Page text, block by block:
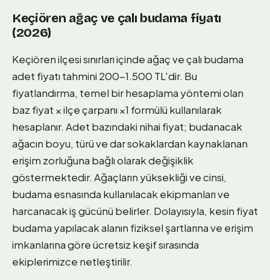
Keçiören ağaç ve çalı budama fiyatı
(2026)
Keçiören ilçesi sınırları içinde ağaç ve çalı budama
adet fiyatı tahmini 200-1.500 TL'dir. Bu
fiyatlandırma, temel bir hesaplama yöntemi olan
baz fiyat × ilçe çarpanı ×1 formülü kullanılarak
hesaplanır. Adet bazındaki nihai fiyat; budanacak
ağacın boyu, türü ve dar sokaklardan kaynaklanan
erişim zorluğuna bağlı olarak değişiklik
göstermektedir. Ağaçların yüksekliği ve cinsi,
budama esnasında kullanılacak ekipmanları ve
harcanacak iş gücünü belirler. Dolayısıyla, kesin fiyat
budama yapılacak alanın fiziksel şartlarına ve erişim
imkanlarına göre ücretsiz keşif sırasında
ekiplerimizce netleştirilir.